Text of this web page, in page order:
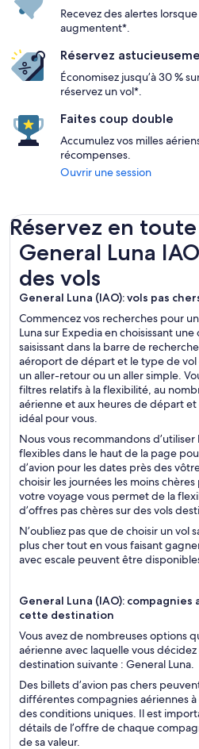
Recevez des alertes
augmentent*.
Réservez
Économisez jusqu’à 30 %
réservez un vol*.
Faites coup double
Accumulez vos milles
récompenses.
Ouvrir une session
Réservez en
General Luna
des vols
General Luna (IAO): vols pas
Commencez vos recherches pour
Luna sur Expedia en choisissant
saisissant dans la barre de
aéroport de départ et le type de vol
un aller-retour ou un aller simple.
filtres relatifs à la flexibilité, au
aérienne et aux heures de départ
idéal pour vous.
Nous vous recommandons
flexibles dans le haut de la page
d’avion pour les dates près des
choisir les journées les moins
votre voyage vous permet de la
d’offres pas chères sur des vols
N’oubliez pas que de choisir un vol
plus cher tout en vous faisant
avec escale peuvent être
General Luna (IAO):
cette destination
Vous avez de nombreuses options
aérienne avec laquelle vous
destination suivante : General Luna.
Des billets d’avion pas chers
différentes compagnies aériennes
des conditions uniques. Il est
détails de l’offre de chaque
de sa valeur.
General Luna IAO : trouvez